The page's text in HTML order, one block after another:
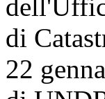
di
22